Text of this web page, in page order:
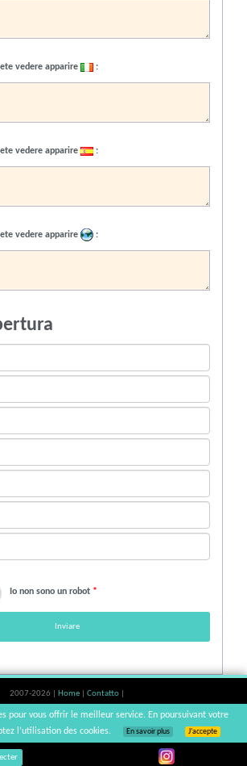
vedere apparire :
vedere apparire :
vedere apparire :
Io non sono un robot *
Inviare
2007-2026 | Home Contatto
per la salute, a consumare con moderazione. |
vinsnaturels | v3.12
pour vous offrir le meilleur service. En poursuivant votre
l’utilisation des cookies.
En savoir plus J’accepte